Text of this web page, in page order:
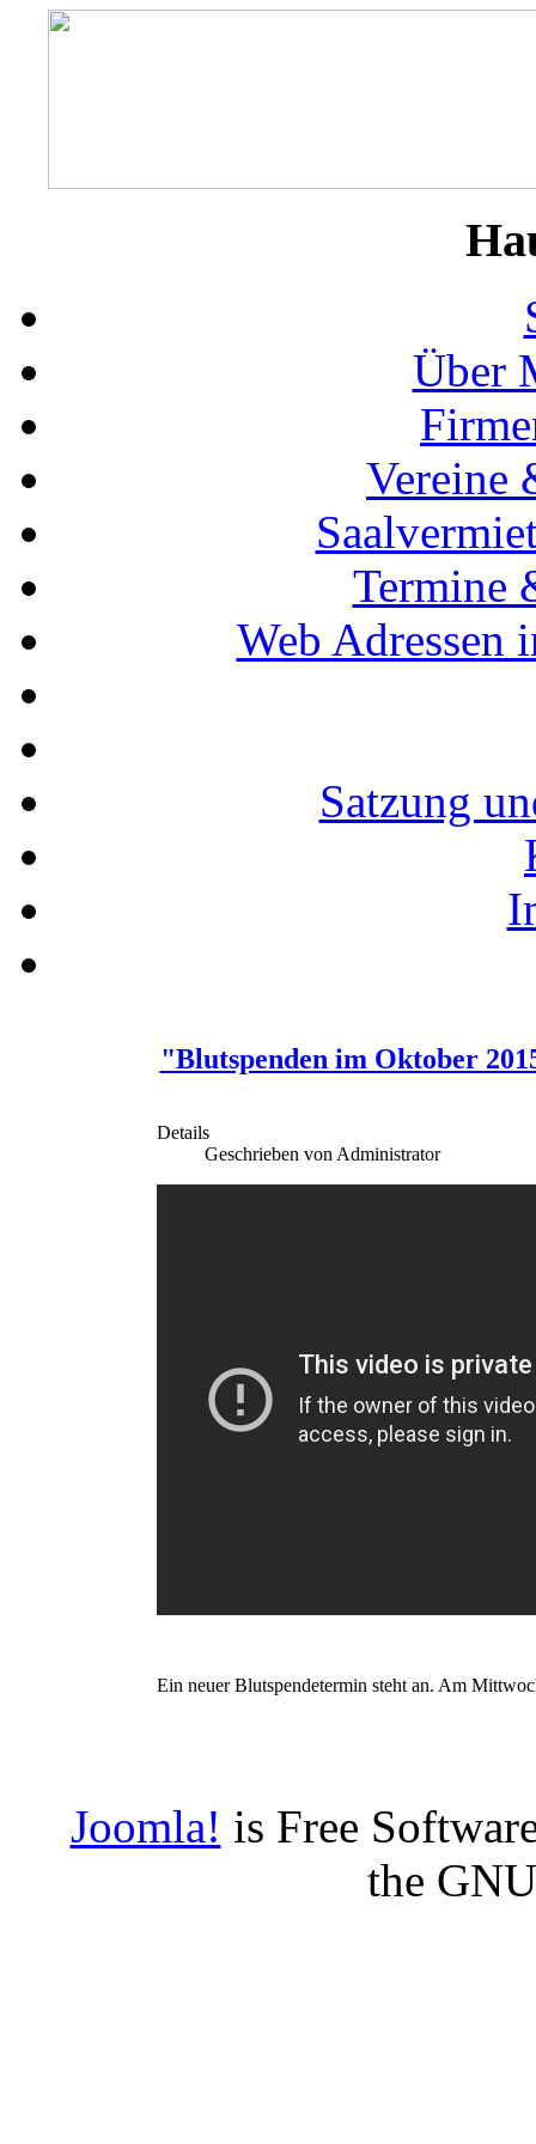
Über
Vereine
Termine
Web Adressen
Satzung
"Blutspenden im Oktober
Details
Geschrieben von Administrator
Ein neuer Blutspendetermin steht an. Am
Joomla! is Free
the